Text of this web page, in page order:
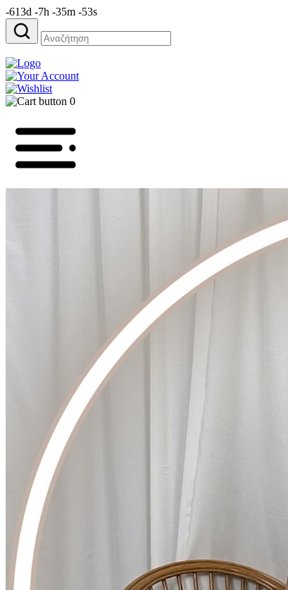
-613d -7h -35m -53s
Αναζήτηση
για:
0